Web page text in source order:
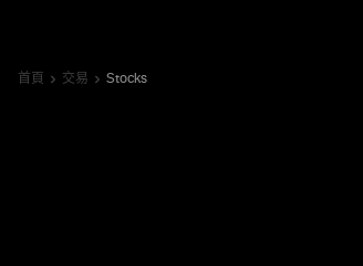
首頁 交易 Stocks